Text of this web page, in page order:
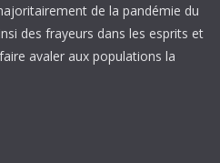
de la pandémie du
des frayeurs dans les esprits et
avaler aux populations la